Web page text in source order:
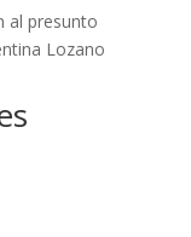
al presunto
Lozano